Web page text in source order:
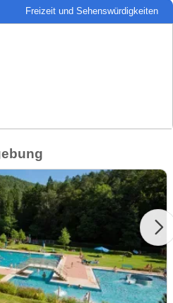
Freizeit und Sehenswürdigkeiten